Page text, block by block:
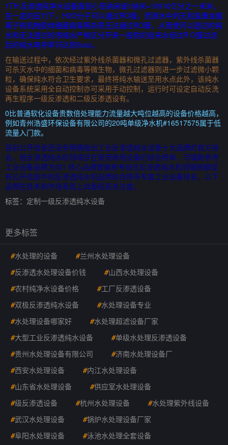
1TH 反渗透纯净水设备直径小至纳米级1纳米=10910亿分之一米米，
在一定的压力下，H2O分子可以通过RO膜，而源水中的无机盐重金属
离子有机物胶体细菌病毒等杂质无法通过RO膜，从而使可以透过的纯
水和无法透过的浓缩水严格区分开来一般性的自来水经过R O膜过滤
后的纯水电导率可达到5usc。
在输送过程中，依次经过紫外线杀菌器和微孔过滤器，紫外线杀菌器
可杀灭水中的细菌和病毒等微生物，微孔过滤器则进一步过滤微小颗
粒，确保纯水符合卫生要求，最终将纯水输送至用水点此外，该纯水
设备系统采用全自动控制亦可采用手动控制，运行时可设定自动反洗
再生程序一级反渗透和二级反渗透设有。
0比普通软化设备贵数倍处理能力流量越大吨位越高的设备价格越高，
例如青州浩盛环保设备有限公司的20吨单级净水机#16517575属于低
流量入门款。
目前公开信息还没有明确指出工业反渗透纯水设备十大品牌的官方排
名，但反渗透纯水机领域存在家用商用设备的综合榜单，可辅助参考
工业设备品牌方向1 核心品牌数据参考综合反渗透纯水机领域根据现
有公开信息中的反渗透纯水机品牌综合榜非专属工业设备排名，以下
品牌在技术和市场表现上具备较高关注度。
标签： 定制一级反渗透纯水设备
更多标签
#水处理的设备 #兰州水处理设备
#反渗透水处理设备价钱 #山西水处理设备
#农村纯净水设备价格 #工厂反渗透设备
#双极反渗透纯水设备 #水处理设备专业
#水处理设备哪家好 #水处理超滤设备厂家
#大型工业反渗透纯水设备 #单级水处理反渗透设备
#贵州水处理设备有限公司 #济南水处理设备厂
#西安水处理设备 #内江水处理设备
#山东省水处理设备 #供应室水处理设备
#级反渗透设备 #杭州水处理设备 #水处理紫外线设备
#武汉水处理设备 #锅炉水处理设备厂家
#阜阳水处理设备 #泳池水处理全套设备